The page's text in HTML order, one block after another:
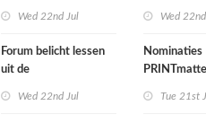
Wed 22nd Jul
Forum belicht lessen
uit de
Wed 22nd Jul
Wed
Nominaties
Tue 21st